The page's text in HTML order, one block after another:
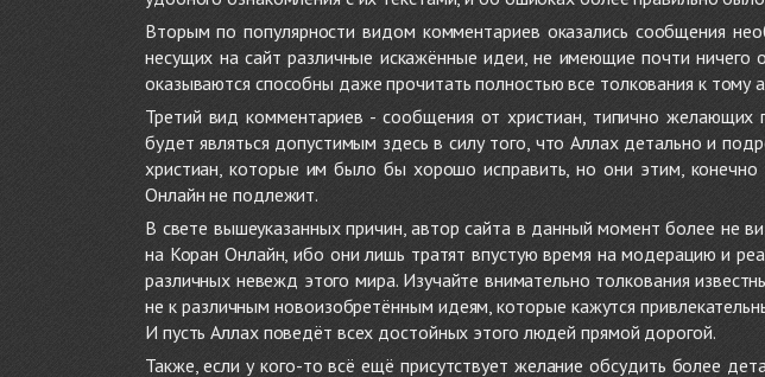
Вторым по популярности видом комментариев оказались сообщения
несущих на сайт различные искажённые идеи, не имеющие почти
оказываются способны даже прочитать полностью все толкования к тому
Третий вид комментариев - сообщения от христиан, типично желающих
будет являться допустимым здесь в силу того, что Аллах детально и
христиан, которые им было бы хорошо исправить, но они этим,
Онлайн не подлежит.
В свете вышеуказанных причин, автор сайта в данный момент более не
на Коран Онлайн, ибо они лишь тратят впустую время на модерацию и
различных невежд этого мира. Изучайте внимательно толкования
не к различным новоизобретённым идеям, которые кажутся
И пусть Аллах поведёт всех достойных этого людей прямой дорогой.
Также, если у кого-то всё ещё присутствует желание обсудить более